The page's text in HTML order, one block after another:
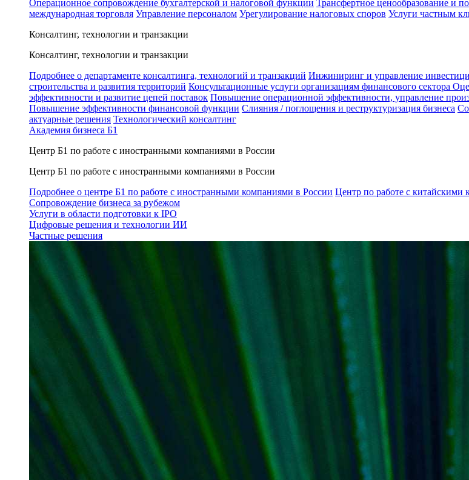
Операционное сопровождение бухгалтерской и налоговой функции Трансфертное ценообразование и
международная торговля Управление персоналом Урегулирование налоговых споров Услуги частным
Консалтинг, технологии и транзакции
Консалтинг, технологии и транзакции
Подробнее о департаменте консалтинга, технологий и транзакций Инжиниринг и управление
строительства и развития территорий Консультационные услуги организациям финансового сектора
эффективности и развитие цепей поставок Повышение операционной эффективности, управление
Повышение эффективности финансовой функции Слияния / поглощения и реструктуризация бизнеса
актуарные решения Технологический консалтинг
Академия бизнеса Б1
Центр Б1 по работе с иностранными компаниями в России
Центр Б1 по работе с иностранными компаниями в России
Подробнее о центре Б1 по работе с иностранными компаниями в России Центр по работе с китайскими
Сопровождение бизнеса за рубежом
Услуги в области подготовки к IPO
Цифровые решения и технологии ИИ
Частные решения